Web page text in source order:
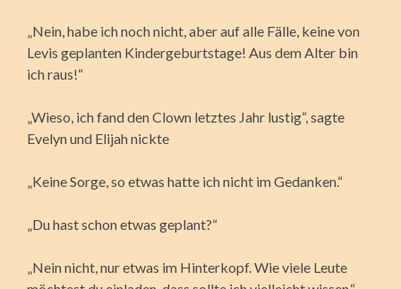
„Nein, habe ich noch nicht, aber auf alle Fälle, keine von
Levis geplanten Kindergeburtstage! Aus dem Alter bin
ich raus!“
„Wieso, ich fand den Clown letztes Jahr lustig“, sagte
Evelyn und Elijah nickte
„Keine Sorge, so etwas hatte ich nicht im Gedanken.“
„Du hast schon etwas geplant?“
„Nein nicht, nur etwas im Hinterkopf. Wie viele Leute